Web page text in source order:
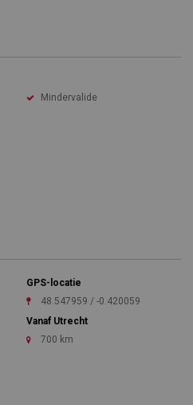
Mindervalide
GPS-locatie
48.547959 / -0.420059
Vanaf Utrecht
700 km